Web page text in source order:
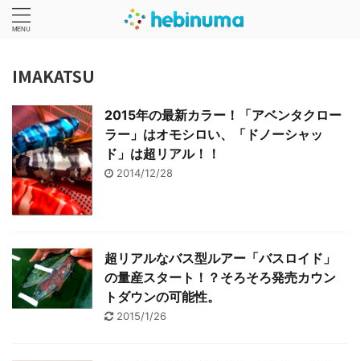
IMAKATSU
2015年の最新カラー！「アベンタクロー
ラー」はオモシロい、「ドノーシャッ
ド」は超リアル！！
2014/12/28
超リアルなバス型ルアー「バスロイド」
の量産スタート！？そろそろ発売カウン
トダウンの可能性。
2015/1/26